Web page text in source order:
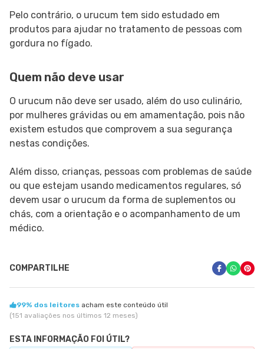
Pelo contrário, o urucum tem sido estudado em
produtos para ajudar no tratamento de pessoas com
gordura no fígado.
Quem não deve usar
O urucum não deve ser usado, além do uso culinário,
por mulheres grávidas ou em amamentação, pois não
existem estudos que comprovem a sua segurança
nestas condições.
Além disso, crianças, pessoas com problemas de saúde
ou que estejam usando medicamentos regulares, só
devem usar o urucum da forma de suplementos ou
chás, com a orientação e o acompanhamento de um
médico.
COMPARTILHE
99% dos leitores acham este conteúdo útil
(151 avaliações nos últimos 12 meses)
ESTA INFORMAÇÃO FOI ÚTIL?